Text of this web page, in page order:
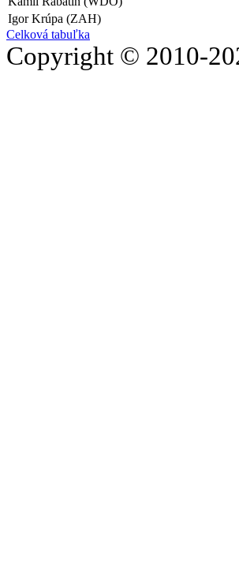
Igor Krúpa (ZAH)
Celková tabuľka
Copyright © 2010-